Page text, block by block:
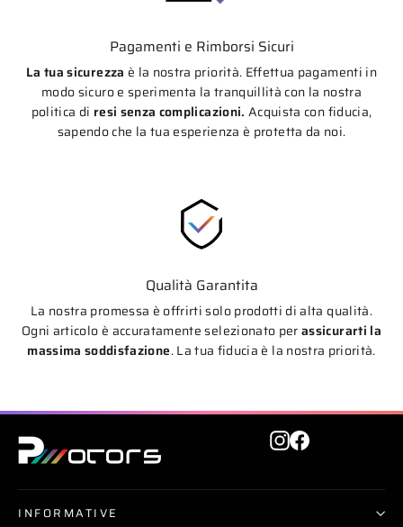
Pagamenti e Rimborsi Sicuri
La tua sicurezza è la nostra priorità. Effettua pagamenti in
modo sicuro e sperimenta la tranquillità con la nostra
politica di resi senza complicazioni. Acquista con fiducia,
sapendo che la tua esperienza è protetta da noi.
Qualità Garantita
La nostra promessa è offrirti solo prodotti di alta qualità.
Ogni articolo è accuratamente selezionato perassicurarti la
massima soddisfazione. La tua fiducia è la nostra priorità.
Instagram
Facebook
INFORMATIVE